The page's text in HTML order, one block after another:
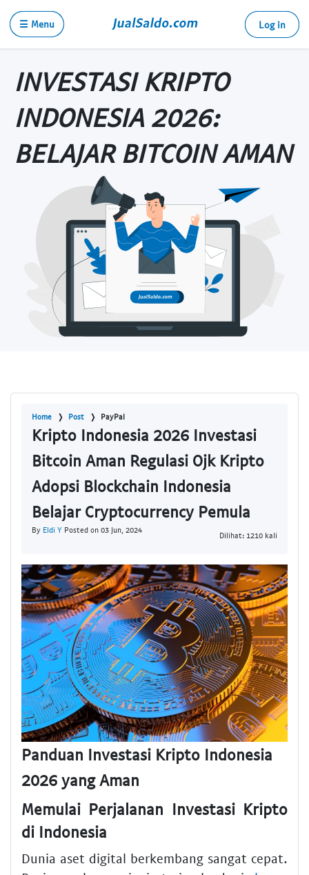
☰ Menu Log in
INVESTASI KRIPTO
INDONESIA 2026:
BELAJAR BITCOIN AMAN
Home Post PayPal
Kripto Indonesia 2026 Investasi
Bitcoin Aman Regulasi Ojk Kripto
Adopsi Blockchain Indonesia
Belajar Cryptocurrency Pemula
By Eldi Y Posted on 03 Jun, 2024
Dilihat: 1210 kali
Panduan Investasi Kripto Indonesia
2026 yang Aman
Memulai Perjalanan Investasi Kripto
di Indonesia
Dunia aset digital berkembang sangat cepat.